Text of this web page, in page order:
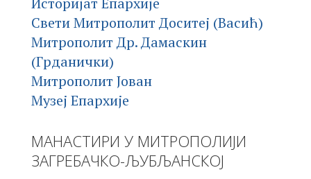
Свети Митрополит Доситеј (Васић)
Митрополит Др. Дамаскин
(Грданички)
Митрополит Јован
Музеј Епархије
МАНАСТИРИ У МИТРОПОЛИЈИ
ЗАГРЕБАЧКО-ЉУБЉАНСКОЈ